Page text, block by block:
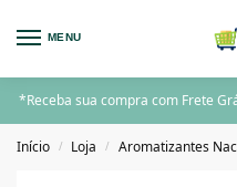
MENU
*Receba sua compra com Frete
Início / Loja / Aromatizantes